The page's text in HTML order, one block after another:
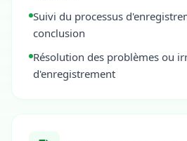
Suivi du processus
conclusion
Résolution des problèmes ou
d'enregistrement